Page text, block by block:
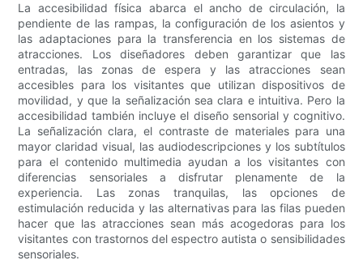
La accesibilidad física abarca el ancho de circulación, la
pendiente de las rampas, la configuración de los asientos y
las adaptaciones para la transferencia en los sistemas de
atracciones. Los diseñadores deben garantizar que las
entradas, las zonas de espera y las atracciones sean
accesibles para los visitantes que utilizan dispositivos de
movilidad, y que la señalización sea clara e intuitiva. Pero la
accesibilidad también incluye el diseño sensorial y cognitivo.
La señalización clara, el contraste de materiales para una
mayor claridad visual, las audiodescripciones y los subtítulos
para el contenido multimedia ayudan a los visitantes con
diferencias sensoriales a disfrutar plenamente de la
experiencia. Las zonas tranquilas, las opciones de
estimulación reducida y las alternativas para las filas pueden
hacer que las atracciones sean más acogedoras para los
visitantes con trastornos del espectro autista o sensibilidades
sensoriales.